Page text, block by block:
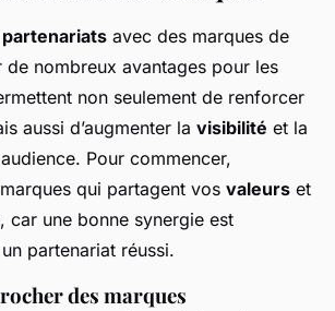
partenariats avec des marques de
nombreux avantages pour les
non seulement de renforcer
aussi d’augmenter la visibilité et la
Pour commencer,
qui partagent vos valeurs et
car une bonne synergie est
partenariat réussi.
des marques